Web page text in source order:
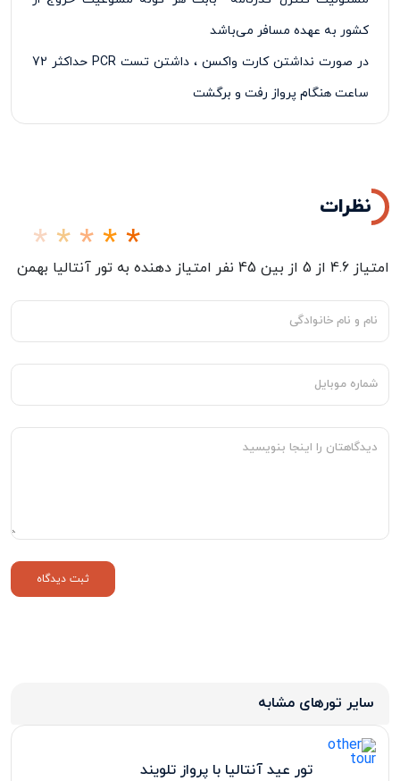
کشور به عهده مسافر می‌باشد
در صورت نداشتن کارت واکسن ، داشتن تست
حداکثر 72
ساعت هنگام پرواز رفت و برگشت
پرداخت 50% درصد از مبلغ کل تور در زمان ثبت نام تور الزامی
نظرات
امتیاز 4.6 از 5 از بین 45 نفر امتیاز دهنده به تور آنتالیا بهمن
سایر تورهای مشابه
تور عید آنتالیا با پرواز تلویند